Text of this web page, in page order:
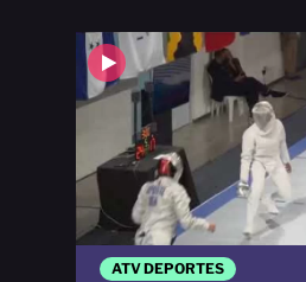
ATV DEPORTES